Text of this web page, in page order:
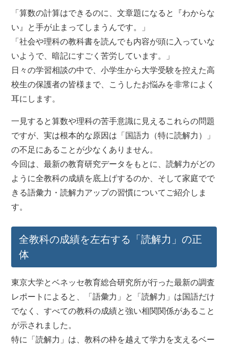
「算数の計算はできるのに、文章題になると『わからな
い』と手が止まってしまうんです。」
「社会や理科の教科書を読んでも内容が頭に入っていな
いようで、暗記にすごく苦労しています。」
日々の学習相談の中で、小学生から大学受験を控えた高
校生の保護者の皆様まで、こうしたお悩みを非常によく
耳にします。
一見すると算数や理科の苦手意識に見えるこれらの問題
ですが、実は根本的な原因は「国語力（特に読解力）」
の不足にあることが少なくありません。
今回は、最新の教育研究データをもとに、読解力がどの
ように全教科の成績を底上げするのか、そして家庭でで
きる語彙力・読解力アップの習慣についてご紹介しま
す。
全教科の成績を左右する「読解力」の正
体
東京大学とベネッセ教育総合研究所が行った最新の調査
レポートによると、「語彙力」と「読解力」は国語だけ
でなく、すべての教科の成績と強い相関関係があること
が示されました。
特に「読解力」は、教科の枠を越えて学力を支えるベー